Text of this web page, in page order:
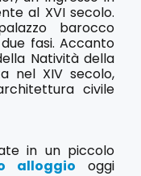
al XVI secolo.
barocco
fasi. Accanto
Natività della
nel XIV secolo,
civile
in un piccolo
alloggio oggi